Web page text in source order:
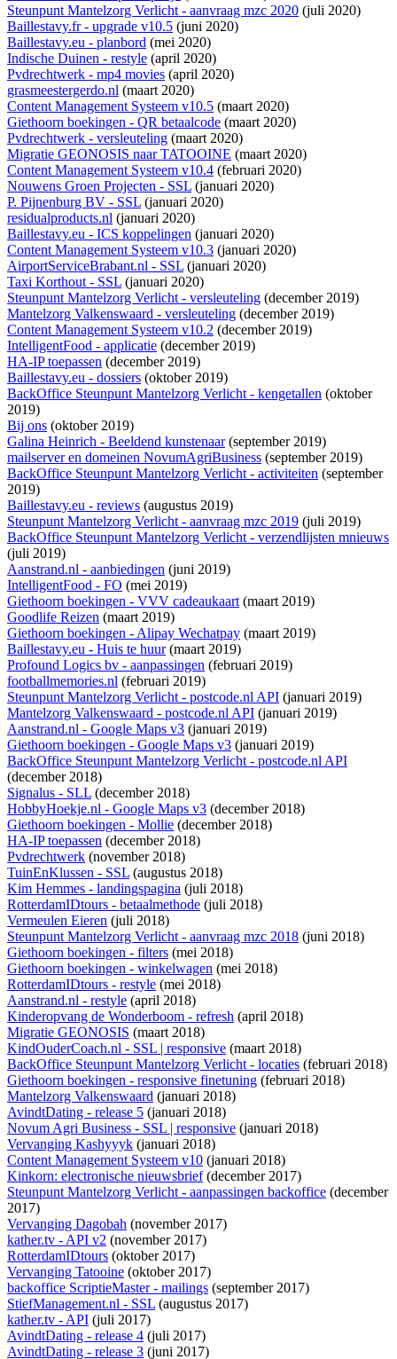
Steunpunt Mantelzorg Verlicht - aanvraag mzc 2020 (juli 2020)
Baillestavy.fr - upgrade v10.5 (juni 2020)
Baillestavy.eu - planbord (mei 2020)
Indische Duinen - restyle (april 2020)
Pvdrechtwerk - mp4 movies (april 2020)
grasmeestergerdo.nl (maart 2020)
Content Management Systeem v10.5 (maart 2020)
Giethoorn boekingen - QR betaalcode (maart 2020)
Pvdrechtwerk - versleuteling (maart 2020)
Migratie GEONOSIS naar TATOOINE (maart 2020)
Content Management Systeem v10.4 (februari 2020)
Nouwens Groen Projecten - SSL (januari 2020)
P. Pijnenburg BV - SSL (januari 2020)
residualproducts.nl (januari 2020)
Baillestavy.eu - ICS koppelingen (januari 2020)
Content Management Systeem v10.3 (januari 2020)
AirportServiceBrabant.nl - SSL (januari 2020)
Taxi Korthout - SSL (januari 2020)
Steunpunt Mantelzorg Verlicht - versleuteling (december 2019)
Mantelzorg Valkenswaard - versleuteling (december 2019)
Content Management Systeem v10.2 (december 2019)
IntelligentFood - applicatie (december 2019)
HA-IP toepassen (december 2019)
Baillestavy.eu - dossiers (oktober 2019)
BackOffice Steunpunt Mantelzorg Verlicht - kengetallen (oktober
2019)
Bij ons (oktober 2019)
Galina Heinrich - Beeldend kunstenaar(september 2019)
mailserver en domeinen NovumAgriBusiness (september 2019)
BackOffice Steunpunt Mantelzorg Verlicht - activiteiten (september
2019)
Baillestavy.eu - reviews (augustus 2019)
Steunpunt Mantelzorg Verlicht - aanvraag mzc 2019 (juli 2019)
BackOffice Steunpunt Mantelzorg Verlicht - verzendlijsten mnieuws
(juli 2019)
Aanstrand.nl - aanbiedingen (juni 2019)
IntelligentFood - FO (mei 2019)
Giethoorn boekingen - VVV cadeaukaart(maart 2019)
Goodlife Reizen (maart 2019)
Giethoorn boekingen - Alipay Wechatpay (maart 2019)
Baillestavy.eu - Huis te huur(maart 2019)
Profound Logics bv - aanpassingen (februari 2019)
footballmemories.nl (februari 2019)
Steunpunt Mantelzorg Verlicht - postcode.nl API (januari 2019)
Mantelzorg Valkenswaard - postcode.nl API (januari 2019)
Aanstrand.nl - Google Maps v3 (januari 2019)
Giethoorn boekingen - Google Maps v3 (januari 2019)
BackOffice Steunpunt Mantelzorg Verlicht - postcode.nl API
(december 2018)
Signalus - SLL (december 2018)
HobbyHoekje.nl - Google Maps v3 (december 2018)
Giethoorn boekingen - Mollie (december 2018)
HA-IP toepassen (december 2018)
Pvdrechtwerk (november 2018)
TuinEnKlussen - SSL (augustus 2018)
Kim Hemmes - landingspagina (juli 2018)
RotterdamIDtours - betaalmethode (juli 2018)
Vermeulen Eieren (juli 2018)
Steunpunt Mantelzorg Verlicht - aanvraag mzc 2018 (juni 2018)
Giethoorn boekingen - filters (mei 2018)
Giethoorn boekingen - winkelwagen (mei 2018)
RotterdamIDtours - restyle (mei 2018)
Aanstrand.nl - restyle (april 2018)
Kinderopvang de Wonderboom - refresh (april 2018)
Migratie GEONOSIS (maart 2018)
KindOuderCoach.nl - SSL | responsive (maart 2018)
BackOffice Steunpunt Mantelzorg Verlicht - locaties (februari 2018)
Giethoorn boekingen - responsive finetuning (februari 2018)
Mantelzorg Valkenswaard (januari 2018)
AvindtDating - release 5 (januari 2018)
Novum Agri Business - SSL | responsive (januari 2018)
Vervanging Kashyyyk (januari 2018)
Content Management Systeem v10 (januari 2018)
Kinkorn: electronische nieuwsbrief(december 2017)
Steunpunt Mantelzorg Verlicht - aanpassingen backoffice (december
2017)
Vervanging Dagobah (november 2017)
kather.tv - API v2 (november 2017)
RotterdamIDtours (oktober 2017)
Vervanging Tatooine (oktober 2017)
backoffice ScriptieMaster - mailings (september 2017)
StiefManagement.nl - SSL (augustus 2017)
kather.tv - API (juli 2017)
AvindtDating - release 4 (juli 2017)
AvindtDating - release 3 (juni 2017)